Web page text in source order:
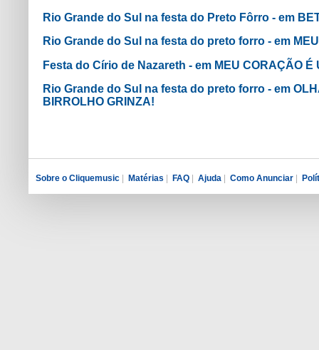
Rio Grande do Sul na festa do Preto Fôrro - em
Rio Grande do Sul na festa do preto forro - em
Festa do Círio de Nazareth - em MEU CORAÇÃO É
Rio Grande do Sul na festa do preto forro - em
BIRROLHO GRINZA!
Sobre o Cliquemusic Matérias FAQ Ajuda Como Anunciar